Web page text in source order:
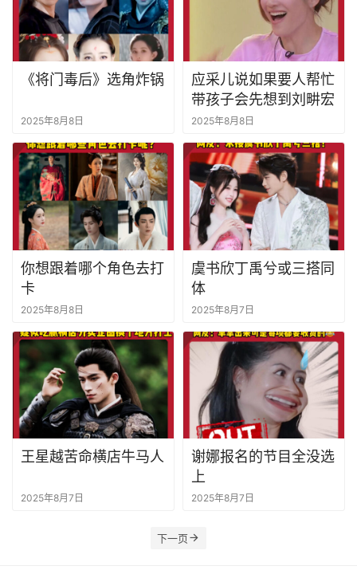
《将门毒后》选角炸锅
2025年8月8日
应采儿说如果要人帮忙
带孩子会先想到刘畊宏
2025年8月8日
你想跟着哪个角色去打
卡
2025年8月8日
虞书欣丁禹兮或三搭同
体
2025年8月7日
王星越苦命横店牛马人
2025年8月7日
谢娜报名的节目全没选
上
2025年8月7日
下一页